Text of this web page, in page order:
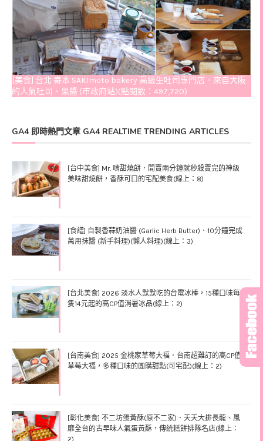
[美食] 台北 嵜本 SAKImoto bakery 高級生吐司專門店．來自大阪
的人氣吐司、果醬 (市政府站)(點閱數：497,720)
GA4 即時熱門文章 GA4 REALTIME TRENDING ARTICLES
[台中美食] Mr. 啃甜燒餅．開賣兩分鐘就秒殺賣完的神級
美味甜燒餅，香酥可口的宅配美食(線上：8)
[食譜] 自製香蒜奶油醬 (Garlic Herb Butter)．10分鐘完成
萬用抹醬 (新手料理)(懶人料理)(線上：3)
[台北美食] 2026 淡水人默默吃的台電冰棒，15種口味每
隻14元起的高CP值消暑冰品(線上：2)
[台南美食] 2025 金桃家草莓大福．台南超難訂的高CP值
草莓大福，多種口味的團購甜點(可宅配)(線上：2)
[彰化美食] 不二坊蛋黃酥(原不二家)．天天大排長龍、風
靡全台的古早味人氣蛋黃酥，傳統糕餅排隊名店(線上：